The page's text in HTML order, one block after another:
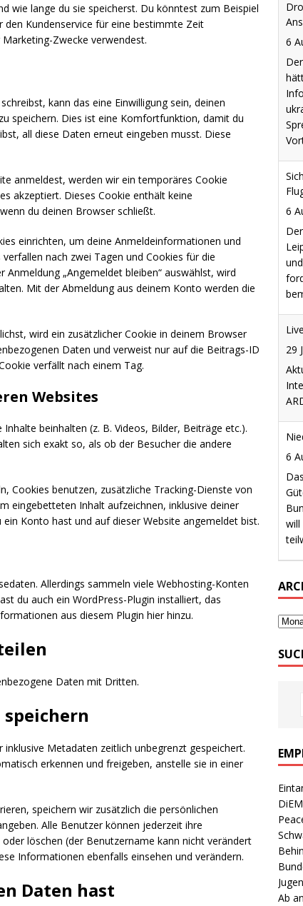
wie lange du sie speicherst. Du könntest zum Beispiel
Kundenservice für eine bestimmte Zeit
Zwecke verwendest.
kann das eine Einwilligung sein, deinen
speichern. Dies ist eine Komfortfunktion, damit du
all diese Daten erneut eingeben musst. Diese
anmeldest, werden wir ein temporäres Cookie
akzeptiert. Dieses Cookie enthält keine
du deinen Browser schließt.
einrichten, um deine Anmeldeinformationen und
nach zwei Tagen und Cookies für die
„Angemeldet bleiben“ auswählst, wird
Mit der Abmeldung aus deinem Konto werden die
wird ein zusätzlicher Cookie in deinem Browser
Daten und verweist nur auf die Beitrags-ID
verfällt nach einem Tag.
Websites
beinhalten (z. B. Videos, Bilder, Beiträge etc.).
sich exakt so, als ob der Besucher die andere
Cookies benutzen, zusätzliche Tracking-Dienste von
eingebetteten Inhalt aufzeichnen, inklusive deiner
Konto hast und auf dieser Website angemeldet bist.
Allerdings sammeln viele Webhosting-Konten
du auch ein WordPress-Plugin installiert, das
aus diesem Plugin hier hinzu.
Daten mit Dritten.
Metadaten zeitlich unbegrenzt gespeichert.
erkennen und freigeben, anstelle sie in einer
speichern wir zusätzlich die persönlichen
Alle Benutzer können jederzeit ihre
löschen (der Benutzername kann nicht verändert
Informationen ebenfalls einsehen und verändern.
Daten hast
6
29
6
Ab